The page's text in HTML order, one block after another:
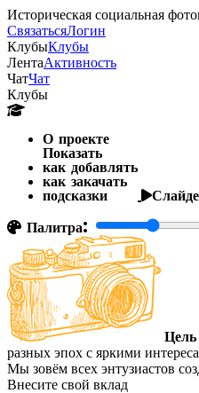
Историческая социальная
СвязатьсяЛогин
КлубыКлубы
ЛентаАктивность
ЧатЧат
Клубы
О проекте
Показать
как добавлять
как закачать
подсказки
Палитра:
Цель
разных эпох с яркими
Мы зовём всех энтузиастов
Внесите свой вклад